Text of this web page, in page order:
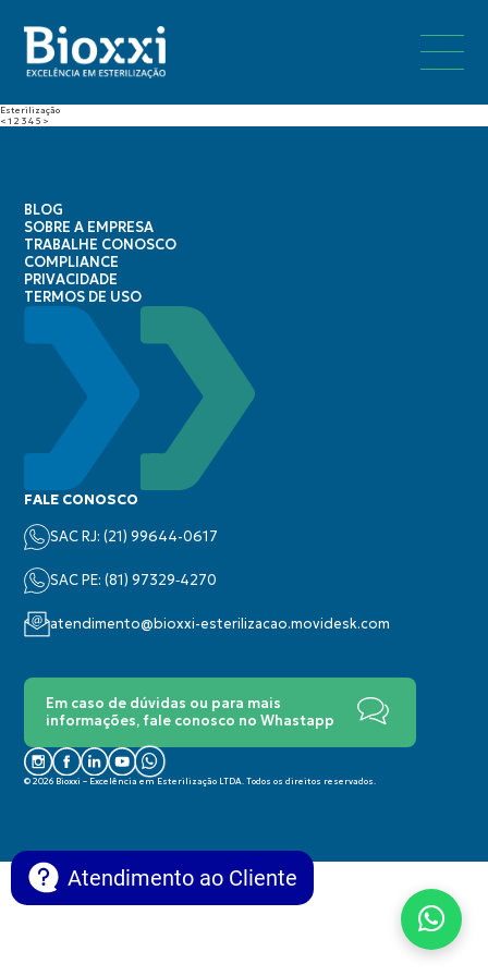
Esterilização
< 1 2 3 4 5 >
BLOG
SOBRE A EMPRESA
TRABALHE CONOSCO
COMPLIANCE
PRIVACIDADE
TERMOS DE USO
FALE CONOSCO
SAC RJ: (21) 99644-0617
SAC PE: (‪81) 97329‑4270‬
atendimento@bioxxi-esterilizacao.movidesk.com
Em caso de dúvidas ou para mais
informações, fale conosco no Whastapp
© 2026 Bioxxi – Excelência em Esterilização LTDA. Todos os direitos reservados.
Atendimento ao Cliente